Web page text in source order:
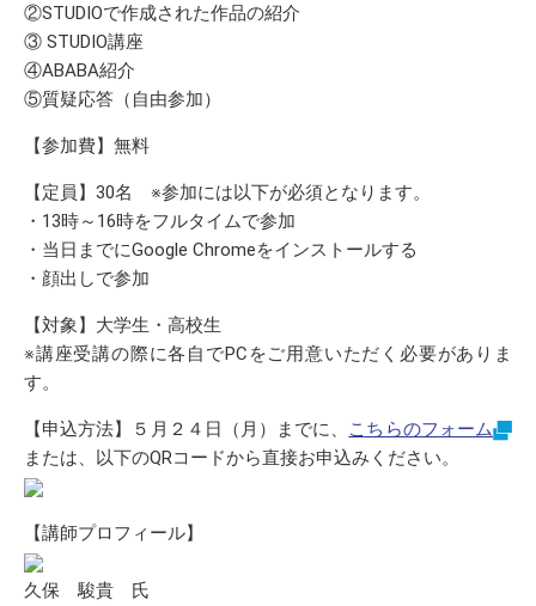
②STUDIOで作成された作品の紹介
③ STUDIO講座
④ABABA紹介
⑤質疑応答（自由参加）
【参加費】無料
【定員】30名 ※参加には以下が必須となります。
・13時～16時をフルタイムで参加
・当日までにGoogle Chromeをインストールする
・顔出しで参加
【対象】大学生・高校生
※講座受講の際に各自でPCをご用意いただく必要がありま
す。
【申込方法】５月２４日（月）までに、 こちらのフォーム
または、以下のQRコードから直接お申込みください。
【講師プロフィール】
久保 駿貴 氏